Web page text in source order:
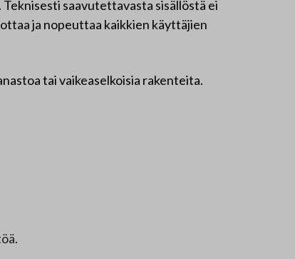
saavutettavasta sisällöstä ei
ja nopeuttaa kaikkien käyttäjien
tai vaikeaselkoisia rakenteita.